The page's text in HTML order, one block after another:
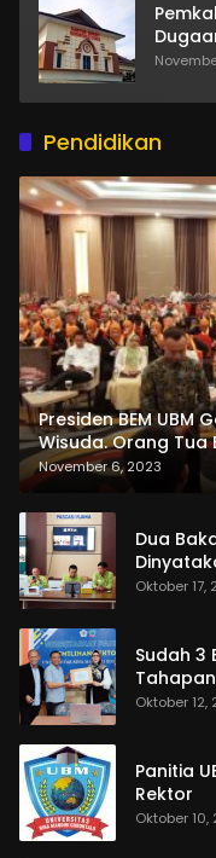
Pendidikan
Presiden BEM UBM
Wisuda. Orang Tua
dan Pemasangan
November 6, 2023
Dua
Oktober 17,
Sudah 3
Oktober 12,
Panitia
Rektor
Oktober 10,